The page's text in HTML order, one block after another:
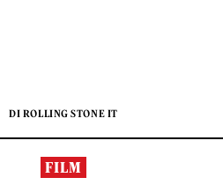
DI ROLLING STONE IT
FILM